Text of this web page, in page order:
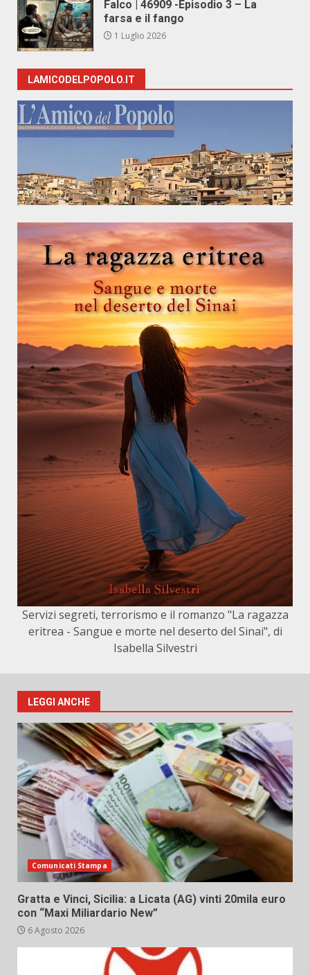
Falco | 46909 -Episodio 3 – La
farsa e il fango
1 Luglio 2026
LAMICODELPOPOLO.IT
Servizi segreti, terrorismo e il romanzo "La ragazza
eritrea - Sangue e morte nel deserto del Sinai", di
Isabella Silvestri
LEGGI ANCHE
Comunicati Stampa
Gratta e Vinci, Sicilia: a Licata (AG) vinti 20mila euro
con “Maxi Miliardario New”
6 Agosto 2026